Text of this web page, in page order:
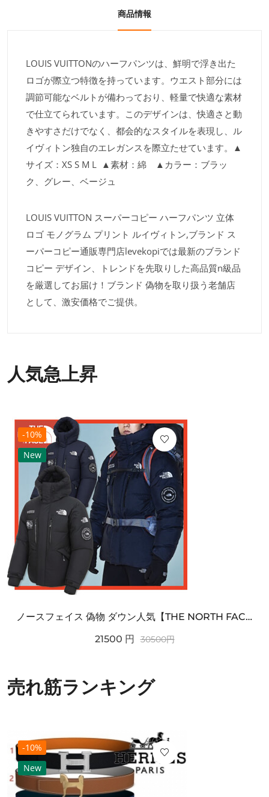
商品情報
LOUIS VUITTONのハーフパンツは、鮮明で浮き出た
ロゴが際立つ特徴を持っています。ウエスト部分には
調節可能なベルトが備わっており、軽量で快適な素材
で仕立てられています。このデザインは、快適さと動
きやすさだけでなく、都会的なスタイルを表現し、ル
イヴィトン独自のエレガンスを際立たせています。▲
サイズ：XS S M L ▲素材：綿 ▲カラー：ブラッ
ク、グレー、ベージュ
LOUIS VUITTON スーパーコピー ハーフパンツ 立体
ロゴ モノグラム プリント ルイヴィトン,ブランド ス
ーパーコピー通販専門店levekopiでは最新のブランド
コピー デザイン、トレンドを先取りした高品質n級品
を厳選してお届け！ブランド 偽物を取り扱う老舗店
として、激安価格でご提供。
人気急上昇
-10%
New
ノースフェイス 偽物 ダウン人気【THE NORTH FACE】M'S 7 SUMMIT HIM...
21500 円 30500円
売れ筋ランキング
-10%
New